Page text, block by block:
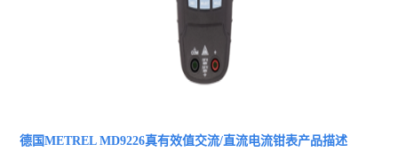
德国METREL MD9226真有效值交流/直流电流钳表产品描述